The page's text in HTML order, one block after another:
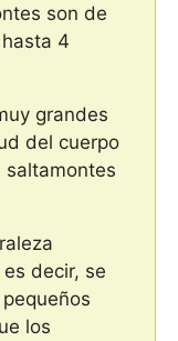
son de
4
grandes
del cuerpo
saltamontes
decir, se
los